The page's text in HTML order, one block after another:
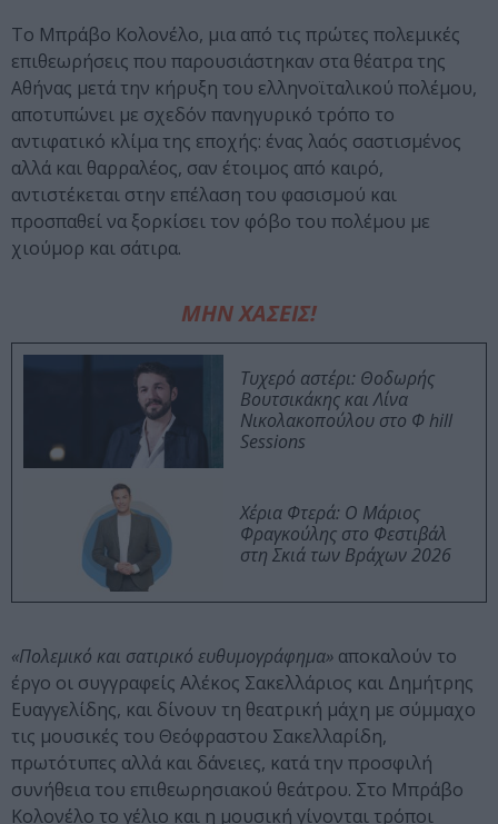
Το Μπράβο Κολονέλο, μια από τις πρώτες πολεμικές
επιθεωρήσεις που παρουσιάστηκαν στα θέατρα της
Αθήνας μετά την κήρυξη του ελληνοϊταλικού πολέμου,
αποτυπώνει με σχεδόν πανηγυρικό τρόπο το
αντιφατικό κλίμα της εποχής: ένας λαός σαστισμένος
αλλά και θαρραλέος, σαν έτοιμος από καιρό,
αντιστέκεται στην επέλαση του φασισμού και
προσπαθεί να ξορκίσει τον φόβο του πολέμου με
χιούμορ και σάτιρα.
ΜΗΝ ΧΑΣΕΙΣ!
Τυχερό αστέρι: Θοδωρής
Βουτσικάκης και Λίνα
Νικολακοπούλου στο Φ hill
Sessions
Χέρια Φτερά: Ο Μάριος
Φραγκούλης στο Φεστιβάλ
στη Σκιά των Βράχων 2026
«Πολεμικό και σατιρικό ευθυμογράφημα» αποκαλούν το
έργο οι συγγραφείς Αλέκος Σακελλάριος και Δημήτρης
Ευαγγελίδης, και δίνουν τη θεατρική μάχη με σύμμαχο
τις μουσικές του Θεόφραστου Σακελλαρίδη,
πρωτότυπες αλλά και δάνειες, κατά την προσφιλή
συνήθεια του επιθεωρησιακού θεάτρου. Στο Μπράβο
Κολονέλο το γέλιο και η μουσική γίνονται τρόποι